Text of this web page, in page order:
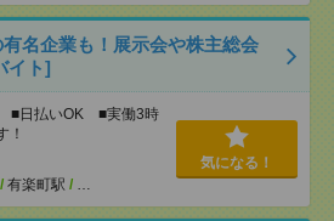
名企業も！展示会や株主総会
イト]
■日払いOK ■実働3時
！
/ 有楽町駅 / …
気になる！